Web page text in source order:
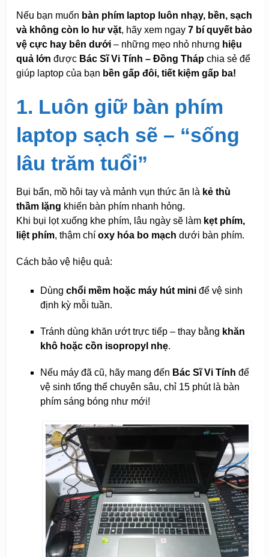
Nếu bạn muốn bàn phím laptop luôn nhạy, bền, sạch
và không còn lo hư vặt, hãy xem ngay 7 bí quyết bảo
vệ cực hay bên dưới– những mẹo nhỏ nhưng hiệu
quả lớn được Bác Sĩ Vi Tính – Đồng Thápchia sẻ để
giúp laptop của bạn bền gấp đôi, tiết kiệm gấp ba!
1. Luôn giữ bàn phím
laptop sạch sẽ – “sống
lâu trăm tuổi”
Bụi bẩn, mồ hôi tay và mảnh vụn thức ăn là kẻ thù
thầm lặng khiến bàn phím nhanh hỏng.
Khi bụi lọt xuống khe phím, lâu ngày sẽ làm kẹt phím,
liệt phím, thậm chí oxy hóa bo mạch dưới bàn phím.
Cách bảo vệ hiệu quả:
Dùng chổi mềm hoặc máy hút miniđể vệ sinh
định kỳ mỗi tuần.
Tránh dùng khăn ướt trực tiếp – thay bằng khăn
khô hoặc cồn isopropyl nhẹ.
Nếu máy đã cũ, hãy mang đến Bác Sĩ Vi Tính để
vệ sinh tổng thể chuyên sâu, chỉ 15 phút là bàn
phím sáng bóng như mới!